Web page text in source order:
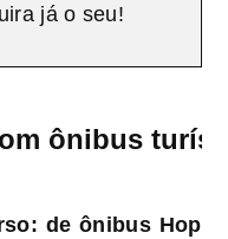
já o seu!
ônibus
de ônibus Hop